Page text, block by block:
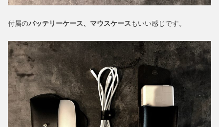
付属のバッテリーケース、マウスケースもいい感じです。